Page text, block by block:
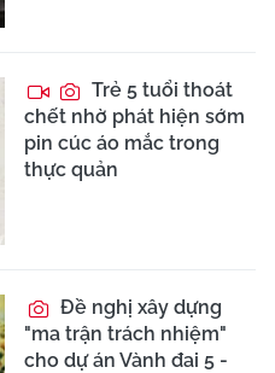
Trẻ 5 tuổi thoát
chết nhờ phát hiện sớm
pin cúc áo mắc trong
thực quản
Đề nghị xây dựng
"ma trận trách nhiệm"
cho dự án Vành đai 5 -